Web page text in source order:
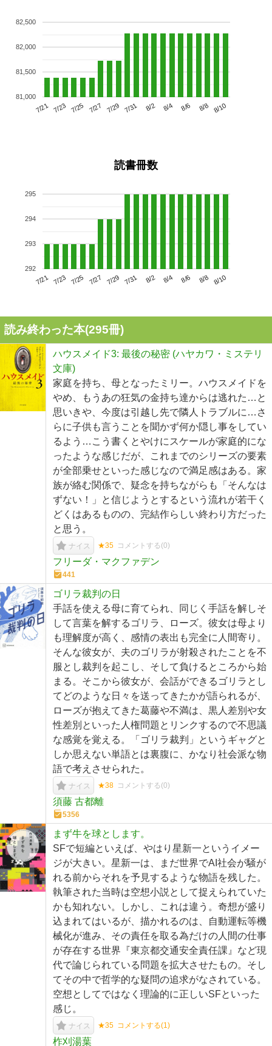
7/21 7/23 7/25 7/27 7/29 7/31 8/2 8/4 8/6 8/8 8/10
81,000
81,500
82,000
82,500
読書冊数
7/21 7/23 7/25 7/27 7/29 7/31 8/2 8/4 8/6 8/8 8/10
292
293
294
295
読み終わった本(295冊)
ハウスメイド3: 最後の秘密 (ハヤカワ・ミステリ
文庫)
家庭を持ち、母となったミリー。ハウスメイドを
やめ、もうあの狂気の金持ち達からは逃れた…と
思いきや、今度は引越し先で隣人トラブルに…さ
らに子供も言うことを聞かず何か隠し事をしてい
るよう…こう書くとやけにスケールが家庭的にな
ったような感じだが、これまでのシリーズの要素
が全部乗せといった感じなので満足感はある。家
族が絡む関係で、疑念を持ちながらも「そんなは
ずない！」と信じようとするという流れが若干く
どくはあるものの、完結作らしい終わり方だった
と思う。
ナイス ★35 コメントする(0)
フリーダ・マクファデン
441
ゴリラ裁判の日
手話を使える母に育てられ、同じく手話を解しそ
して言葉を解するゴリラ、ローズ。彼女は母より
も理解度が高く、感情の表出も完全に人間寄り。
そんな彼女が、夫のゴリラが射殺されたことを不
服とし裁判を起こし、そして負けるところから始
まる。そこから彼女が、会話ができるゴリラとし
てどのような日々を送ってきたかが語られるが、
ローズが抱えてきた葛藤や不満は、黒人差別や女
性差別といった人権問題とリンクするので不思議
な感覚を覚える。「ゴリラ裁判」というギャグと
しか思えない単語とは裏腹に、かなり社会派な物
語で考えさせられた。
ナイス ★38 コメントする(0)
須藤 古都離
5356
まず牛を球とします。
SFで短編といえば、やはり星新一というイメー
ジが大きい。星新一は、まだ世界でAI社会が騒が
れる前からそれを予見するような物語を残した。
執筆された当時は空想小説として捉えられていた
かも知れない。しかし、これは違う。奇想が盛り
込まれてはいるが、描かれるのは、自動運転等機
械化が進み、その責任を取る為だけの人間の仕事
が存在する世界『東京都交通安全責任課』など現
代で論じられている問題を拡大させたもの。そし
てその中で哲学的な疑問の追求がなされている。
空想としてではなく理論的に正しいSFといった
感じ。
ナイス ★35 コメントする(1)
柞刈湯葉